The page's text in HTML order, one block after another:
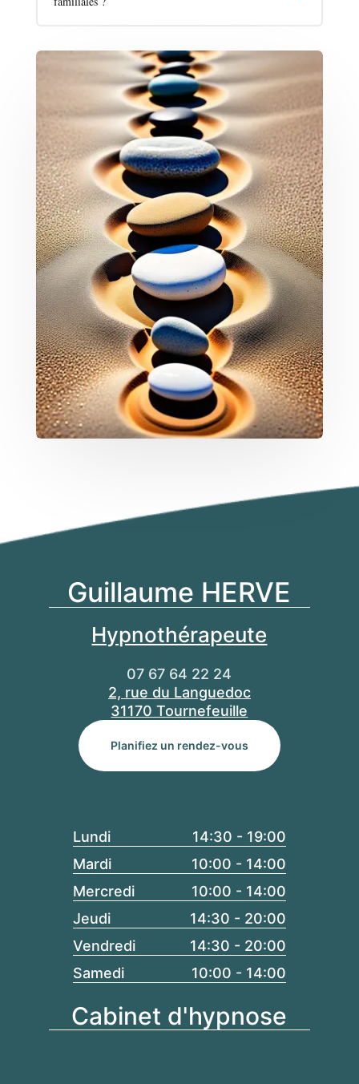
Guillaume HERVE
Hypnothérapeute
07 67 64 22 24
2, rue du Languedoc
31170 Tournefeuille
Planifiez un rendez-vous
Lundi
14:30 - 19:00
Mardi
10:00 - 14:00
Mercredi
10:00 - 14:00
Jeudi
14:30 - 20:00
Vendredi
14:30 - 20:00
Samedi
10:00 - 14:00
Cabinet d'hypnose